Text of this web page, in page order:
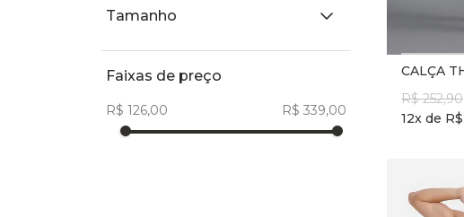
Nut
Ébano
Adulto
Tamanho
PP P
G
Faixas de preço
R$ 126,00 R$ 339,00
R$ 252,90
12x de R$